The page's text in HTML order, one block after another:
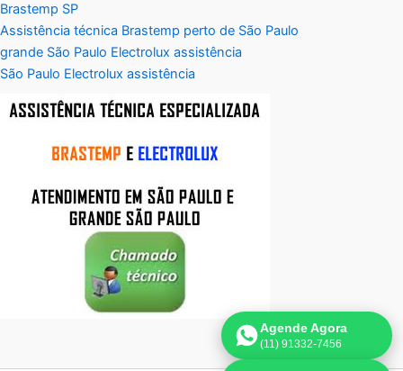
Brastemp SP
Assistência técnica Brastemp perto de São Paulo
grande São Paulo Electrolux assistência
São Paulo Electrolux assistência
Agende Agora
(11) 91332-7456